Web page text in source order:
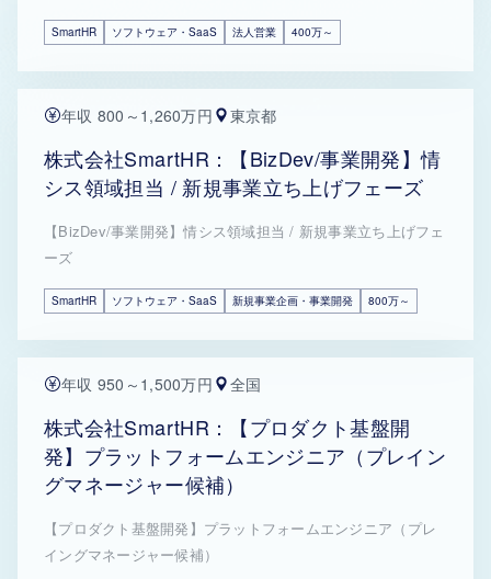
SmartHR ソフトウェア・SaaS 法人営業 400万～
年収 800～1,260万円 東京都
株式会社SmartHR：【BizDev/事業開発】情
シス領域担当 / 新規事業立ち上げフェーズ
【BizDev/事業開発】情シス領域担当 / 新規事業立ち上げフェ
ーズ
SmartHR ソフトウェア・SaaS 新規事業企画・事業開発 800万～
年収 950～1,500万円 全国
株式会社SmartHR：【プロダクト基盤開
発】プラットフォームエンジニア（プレイン
グマネージャー候補）
【プロダクト基盤開発】プラットフォームエンジニア（プレ
イングマネージャー候補）